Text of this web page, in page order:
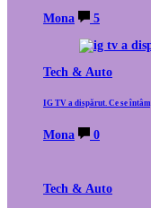
Mona 5
Tech & Auto
IG TV a dispărut. Ce se
Mona 0
Tech & Auto